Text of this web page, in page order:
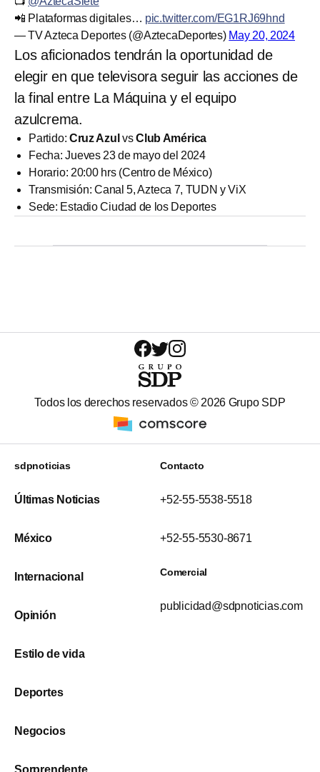
📲 Plataformas digitales… pic.twitter.com/EG1RJ69hnd
— TV Azteca Deportes (@AztecaDeportes) May 20, 2024
Los aficionados tendrán la oportunidad de
elegir en que televisora seguir las acciones de
la final entre La Máquina y el equipo
azulcrema.
Partido: Cruz Azul vsClub América
Fecha: Jueves 23 de mayo del 2024
Horario: 20:00 hrs (Centro de México)
Transmisión: Canal 5, Azteca 7, TUDN y ViX
Sede: Estadio Ciudad de los Deportes
Todos los derechos reservados ©2026 Grupo SDP
sdpnoticias
Últimas Noticias
México
Internacional
Opinión
Estilo de vida
Deportes
Negocios
Contacto
+52-55-5538-5518
+52-55-5530-8671
Comercial
publicidad@sdpnoticias.com